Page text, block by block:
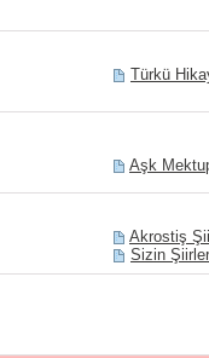
Türkü
Aşk
Akrostiş
Sizin